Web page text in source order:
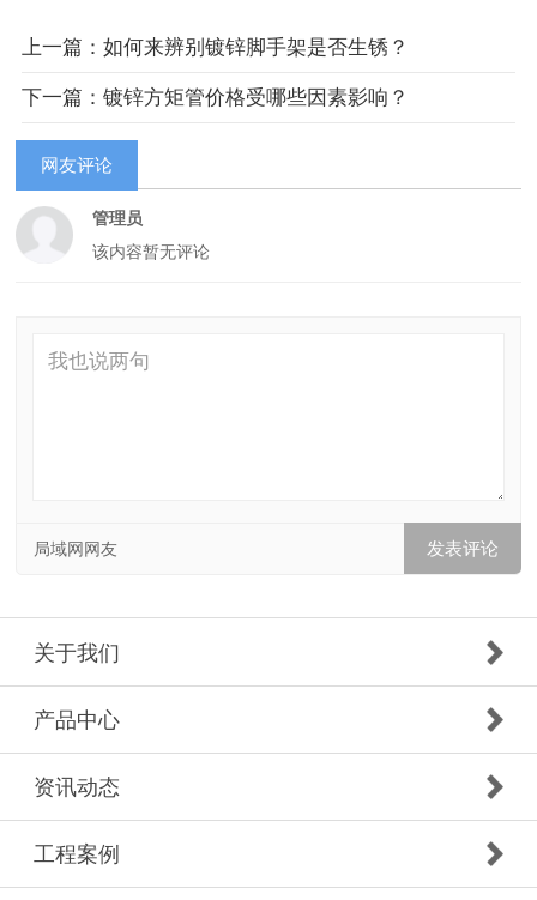
上一篇：如何来辨别镀锌脚手架是否生锈？
下一篇：镀锌方矩管价格受哪些因素影响？
网友评论
管理员
该内容暂无评论
局域网网友
关于我们
产品中心
资讯动态
工程案例